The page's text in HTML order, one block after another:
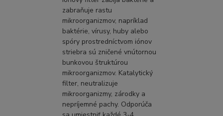
zabraňuje rastu
mikroorganizmov, napríklad
baktérie, vírusy, huby alebo
spóry prostredníctvom iónov
striebra sú zničené vnútornou
bunkovou štruktúrou
mikroorganizmov. Katalytický
filter, neutralizuje
mikroorganizmy, zárodky a
nepríjemné pachy. Odporúča